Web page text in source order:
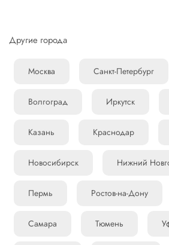
Другие города
Москва Санкт-Петербург
Волгоград Иркутск
Казань Краснодар
Новосибирск Нижний
Пермь Ростов-на-Дону
Самара Тюмень